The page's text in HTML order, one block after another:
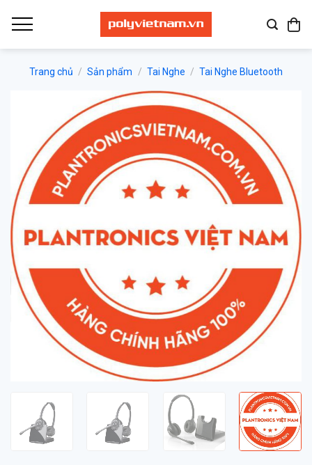
qua
Trang chủ / Sản phẩm / Tai Nghe / Tai Nghe Bluetooth